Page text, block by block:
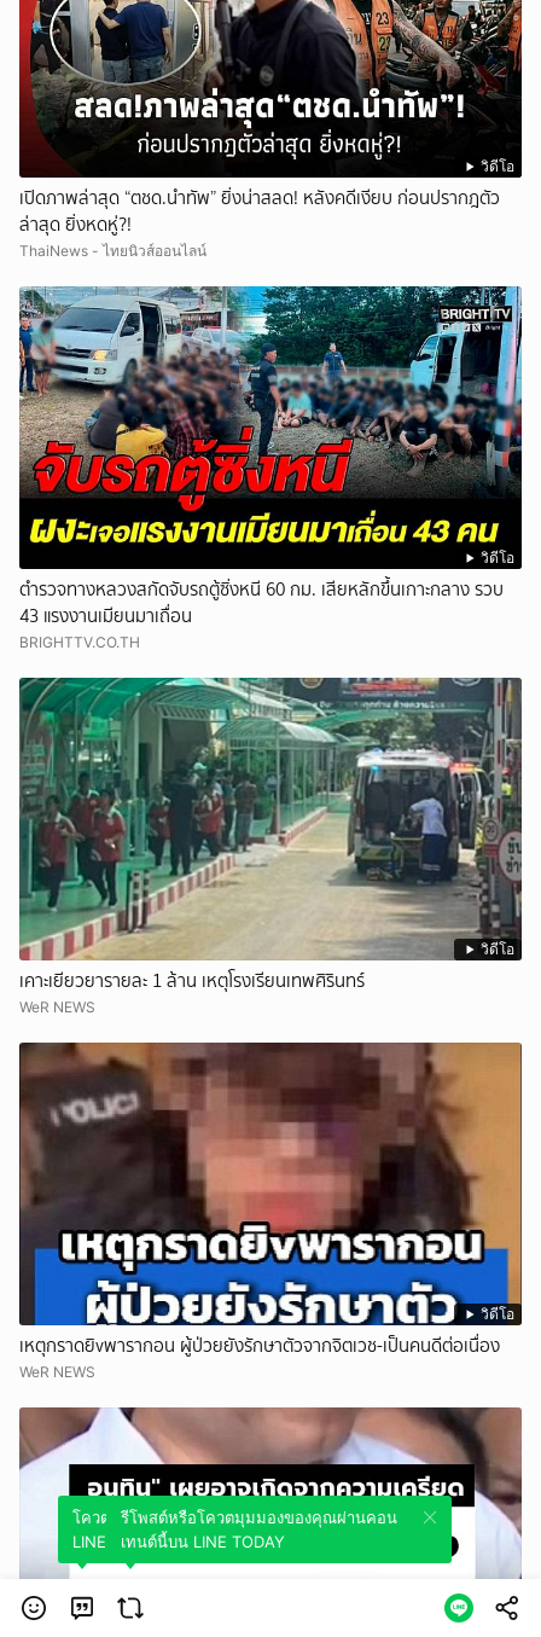
วิดีโอ
เปิดภาพล่าสุด “ตชด.นำทัพ” ยิ่งน่าสลด! หลังคดีเงียบ ก่อนปรากฎตัว
ล่าสุด ยิ่งหดหู่?!
ThaiNews - ไทยนิวส์ออนไลน์
วิดีโอ
ตำรวจทางหลวงสกัดจับรถตู้ซิ่งหนี 60 กม. เสียหลักขึ้นเกาะกลาง รวบ
43 แรงงานเมียนมาเถื่อน
BRIGHTTV.CO.TH
วิดีโอ
เคาะเยียวยารายละ 1 ล้าน เหตุโรงเรียนเทพศิรินทร์
WeR NEWS
วิดีโอ
เหตุกราดยิvพารากอน ผู้ป่วยยังรักษาตัวจากจิตเวช-เป็นคนดีต่อเนื่อง
WeR NEWS
โควตมุมมองของคุณผ่านคอนเทนต์นี้บน
LINE TODAY
รีโพสต์หรือโควตมุมมองของคุณผ่านคอน
เทนต์นี้บน LINE TODAY